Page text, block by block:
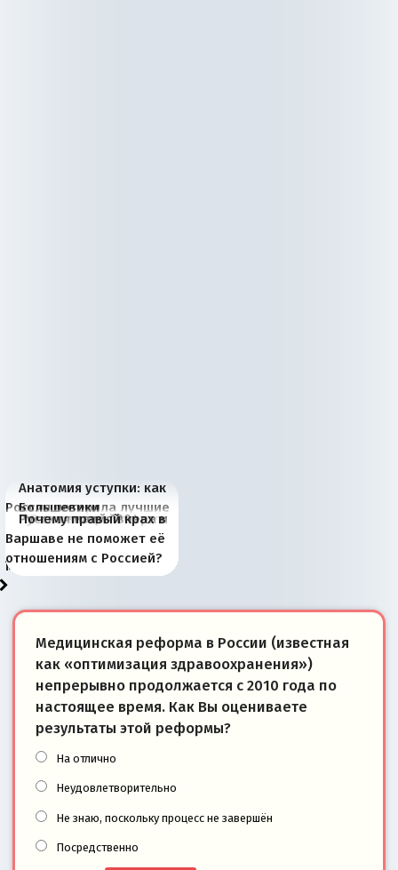
Анатомия уступки: как
Россия потеряла лучшие
рыбопромысловые
районы Баренцева
моря
Большевики
отличаются от «Яблока»
тем, что они -
победители
Киевская марионетка
Запада рассказала о
«переобувании» хозяев
В России назрели
перемены: 15 шагов к
суверенной экономике
Миграционный пожар
Европы
Россия начинает
сбрасывать балласт
Анкориджа
Россия зимой 1904
года: первые уступки во
внутренней политике
Русская нация вчера и
сегодня
Почему правый крах в
Варшаве не поможет её
отношениям с Россией?
Медицинская реформа в России (известная
как «оптимизация здравоохранения»)
непрерывно продолжается с 2010 года по
настоящее время. Как Вы оцениваете
результаты этой реформы?
На отлично
Неудовлетворительно
Не знаю, поскольку процесс не завершён
Посредственно